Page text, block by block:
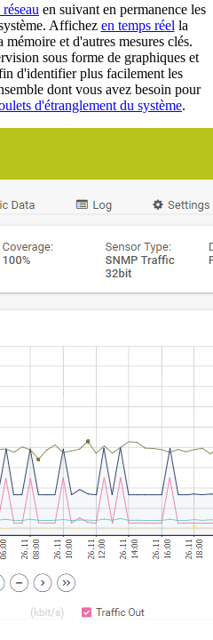
en suivant en permanence les
Affichez en temps réel la
et d'autres mesures clés.
sous forme de graphiques et
d'identifier plus facilement les
dont vous avez besoin pour
d'étranglement du système.